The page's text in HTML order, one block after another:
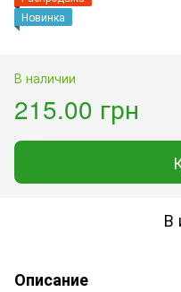
Новинка
В наличии
215.00 грн
В
Описание